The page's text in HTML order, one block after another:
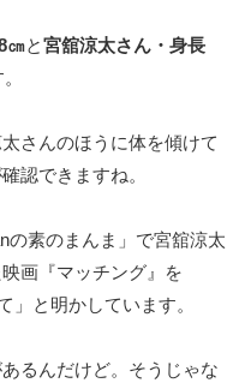
㎝と宮舘涼太さん・身長
さんのほうに体を傾けて
認できますね。
の素のまんま」で宮舘涼太
画『マッチング』を
」と明かしています。
るんだけど。そうじゃな